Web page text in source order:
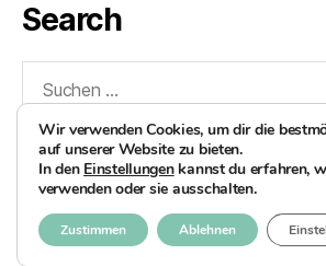
Search
nach:
© 2026AvocadoBanane Foodblog
Impressum
Wir verwenden Cookies, um dir die
auf unserer Website zu bieten.
In den Einstellungenkannst du erfahren,
verwenden oder sie ausschalten.
Zustimmen Ablehnen